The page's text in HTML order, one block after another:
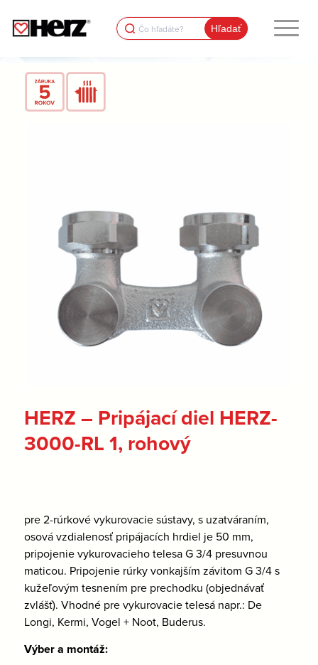
Search
for:
HERZ – Pripájací diel HERZ-
3000-RL 1, rohový
pre 2-rúrkové vykurovacie sústavy, s uzatváraním,
osová vzdialenosť pripájacích hrdiel je 50 mm,
pripojenie vykurovacieho telesa G 3/4 presuvnou
maticou. Pripojenie rúrky vonkajším závitom G 3/4 s
kužeľovým tesnením pre prechodku (objednávať
zvlášť). Vhodné pre vykurovacie telesá napr.: De
Longi, Kermi, Vogel + Noot, Buderus.
Výber a montáž: